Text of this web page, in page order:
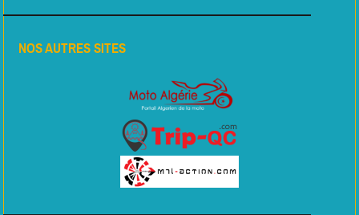
NOS AUTRES SITES